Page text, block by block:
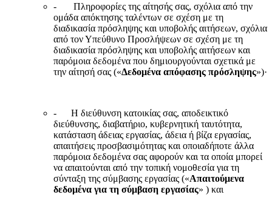
- Πληροφορίες της αίτησής σας, σχόλια από την
ομάδα απόκτησης ταλέντων σε σχέση με τη
διαδικασία πρόσληψης και υποβολής αιτήσεων, σχόλια
από τον Υπεύθυνο Προσλήψεων σε σχέση με τη
διαδικασία πρόσληψης και υποβολής αιτήσεων και
παρόμοια δεδομένα που δημιουργούνται σχετικά με
την αίτησή σας («Δεδομένα απόφασης πρόσληψης»)·
- Η διεύθυνση κατοικίας σας, αποδεικτικό
διεύθυνσης, διαβατήριο, κυβερνητική ταυτότητα,
κατάσταση άδειας εργασίας, άδεια ή βίζα εργασίας,
απαιτήσεις προσβασιμότητας και οποιαδήποτε άλλα
παρόμοια δεδομένα σας αφορούν και τα οποία μπορεί
να απαιτούνται από την τοπική νομοθεσία για τη
σύνταξη της σύμβασης εργασίας («Απαιτούμενα
δεδομένα για τη σύμβαση εργασίας» ) και